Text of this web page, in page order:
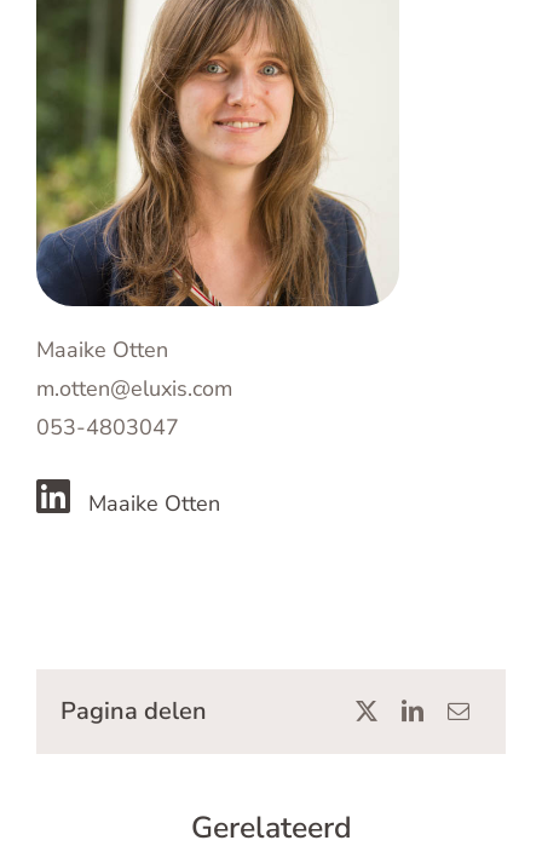
Maaike Otten
m.otten@eluxis.com
053-4803047
Maaike Otten
Pagina delen
Gerelateerd